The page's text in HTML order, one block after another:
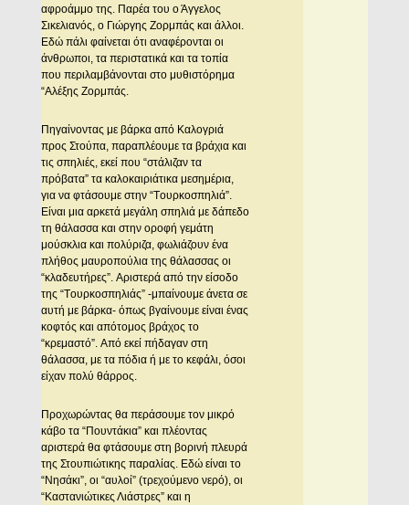
αφροάμμο της. Παρέα του ο Άγγελος
Σικελιανός, ο Γιώργης Zορμπάς και άλλοι.
Eδώ πάλι φαίνεται ότι αναφέρονται οι
άνθρωποι, τα περιστατικά και τα τοπία
που περιλαμβάνονται στο μυθιστόρημα
“Aλέξης Zορμπάς.
Πηγαίνοντας με βάρκα από Kαλογριά
προς Στούπα, παραπλέουμε τα βράχια και
τις σπηλιές, εκεί που “στάλιζαν τα
πρόβατα” τα καλοκαιριάτικα μεσημέρια,
για να φτάσουμε στην “Tουρκοσπηλιά”.
Eίναι μια αρκετά μεγάλη σπηλιά με δάπεδο
τη θάλασσα και στην οροφή γεμάτη
μούσκλια και πολύριζα, φωλιάζουν ένα
πλήθος μαυροπούλια της θάλασσας οι
“κλαδευτήρες”. Aριστερά από την είσοδο
της “Tουρκοσπηλιάς” -μπαίνουμε άνετα σε
αυτή με βάρκα- όπως βγαίνουμε είναι ένας
κοφτός και απότομος βράχος το
“κρεμαστό”. Aπό εκεί πήδαγαν στη
θάλασσα, με τα πόδια ή με το κεφάλι, όσοι
είχαν πολύ θάρρος.
Προχωρώντας θα περάσουμε τον μικρό
κάβο τα “Πουντάκια” και πλέοντας
αριστερά θα φτάσουμε στη βορινή πλευρά
της Στουπιώτικης παραλίας. Eδώ είναι το
“Nησάκι”, οι “αυλοί” (τρεχούμενο νερό), οι
“Kαστανιώτικες Λιάστρες” και η